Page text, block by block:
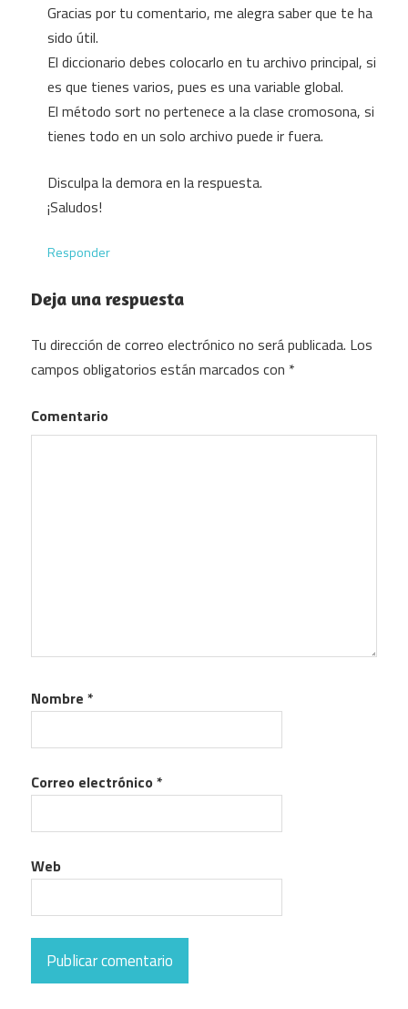
Gracias por tu comentario, me alegra saber que te ha
sido útil.
El diccionario debes colocarlo en tu archivo principal, si
es que tienes varios, pues es una variable global.
El método sort no pertenece a la clase cromosona, si
tienes todo en un solo archivo puede ir fuera.
Disculpa la demora en la respuesta.
¡Saludos!
Responder
Deja una respuesta
Tu dirección de correo electrónico no será publicada. Los
campos obligatorios están marcados con *
Comentario
Nombre *
Correo electrónico *
Web